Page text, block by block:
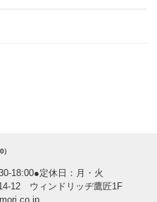
18:00●定休日：月・火
12 ウィンドリッヂ鷹匠1F